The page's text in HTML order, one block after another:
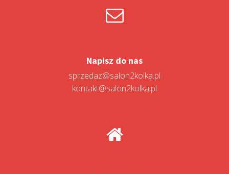
Napisz do nas
sprzedaz@salon2kolka.pl
kontakt@salon2kolka.pl